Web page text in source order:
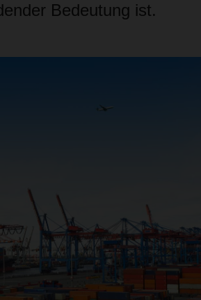
Bedeutung ist.